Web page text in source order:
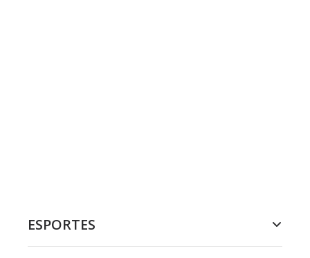
ESPORTES